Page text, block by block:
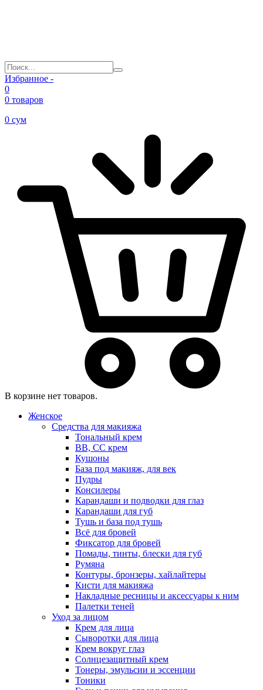
Избранное -
0
0 товаров
0 сум
В корзине нет товаров.
Женское
Средства для макияжа
Тональный крем
BB, CC крем
Кушоны
База под макияж, для век
Пудры
Консилеры
Карандаши и подводки для глаз
Карандаши для губ
Тушь и база под тушь
Всё для бровей
Фиксатор для бровей
Помады, тинты, блески для губ
Румяна
Контуры, бронзеры, хайлайтеры
Кисти для макияжа
Накладные ресницы и аксессуары к ним
Палетки теней
Уход за лицом
Крем для лица
Сыворотки для лица
Крем вокруг глаз
Солнцезащитный крем
Тонеры, эмульсии и эссенции
Тоники